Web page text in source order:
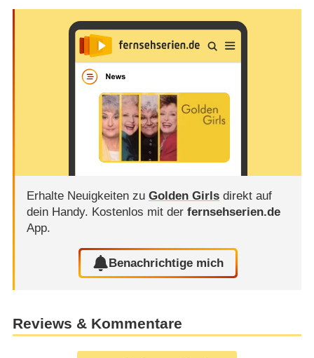
Erhalte Neuigkeiten zu Golden Girlsdirekt auf
dein Handy. Kostenlos mit der fernsehserien.de
App.
Benachrichtige mich
Reviews & Kommentare